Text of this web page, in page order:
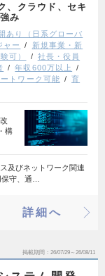
クラウド、セキ
み
あり（日系グローバ
ャー
新規事業・新
可）
社長・役員
年収600万以上
ートワーク可能
育
構
及びネットワーク関連
守、通…
詳細へ
掲載期間 26/07/29～26/08/11